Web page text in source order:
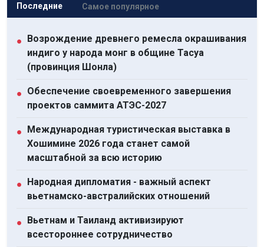
Последние Самое популярное
● Возрождение древнего ремесла окрашивания
индиго у народа монг в общине Тасуа
(провинция Шонла)
● Обеспечение своевременного завершения
проектов саммита АТЭС-2027
● Международная туристическая выставка в
Хошимине 2026 года станет самой
масштабной за всю историю
● Народная дипломатия - важный аспект
вьетнамско-австралийских отношений
● Вьетнам и Таиланд активизируют
всестороннее сотрудничество